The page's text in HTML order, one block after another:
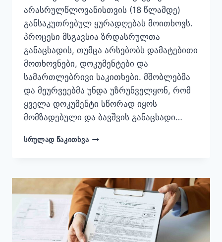
არასრულწლოვანისთვის (18 წლამდე)
განსაკუთრებულ ყურადღებას მოითხოვს.
პროცესი მსგავსია ზრდასრულთა
განაცხადის, თუმცა არსებობს დამატებითი
მოთხოვნები, დოკუმენტები და
სამართლებრივი საკითხები. მშობლებმა
და მეურვეებმა უნდა უზრუნველყონ, რომ
ყველა დოკუმენტი სწორად იყოს
მომზადებული და ბავშვის განაცხადი…
ᲡᲠᲣᲚᲐᲓ ᲬᲐᲙᲘᲗᲮᲕᲐUSA
REQUIREMENTS,
DOCUMENTS
&
PROCESS